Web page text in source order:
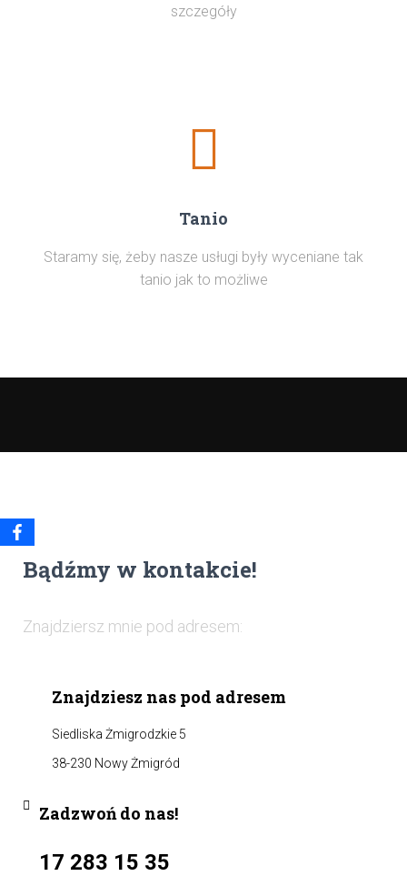
szczegóły
Tanio
Staramy się, żeby nasze usługi były wyceniane tak
tanio jak to możliwe
Bądźmy w kontakcie!
Znajdziersz mnie pod adresem:
Znajdziesz nas pod adresem
Siedliska Żmigrodzkie 5
38-230 Nowy Żmigród
Zadzwoń do nas!
17 283 15 35